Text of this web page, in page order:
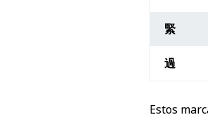
緊
過
Estos